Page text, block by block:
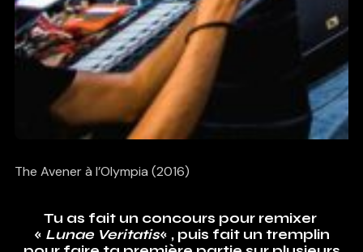
The Avener à l’Olympia (2016)
Tu as fait un concours pour remixer
« Lunae Veritatis« , puis fait un tremplin